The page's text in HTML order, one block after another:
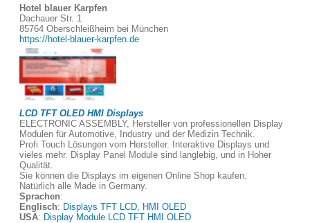
Hotel blauer Karpfen
Dachauer Str. 1
85764 Oberschleißheim bei München
https://hotel-blauer-karpfen.de
LCD TFT OLED HMI Displays
ELECTRONIC ASSEMBLY, Hersteller von professionellen Display
Modulen für Automotive, Industry und der Medizin Technik.
Profi Touch Lösungen vom Hersteller. Interaktive Displays und
vieles mehr. Display Panel Module sind langlebig, und in Hoher
Qualität.
Sie können die Displays im eigenen Online Shop kaufen.
Natürlich alle Made in Germany.
Sprachen:
Englisch: Displays TFT LCD, HMI OLED
USA: Display Module LCD TFT HMI OLED